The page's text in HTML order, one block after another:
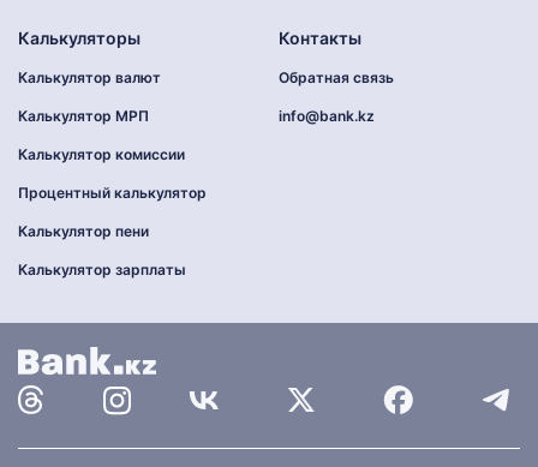
Калькуляторы
Калькулятор валют
Калькулятор МРП
Калькулятор комиссии
Процентный калькулятор
Калькулятор пени
Калькулятор зарплаты
Контакты
Обратная связь
info@bank.kz